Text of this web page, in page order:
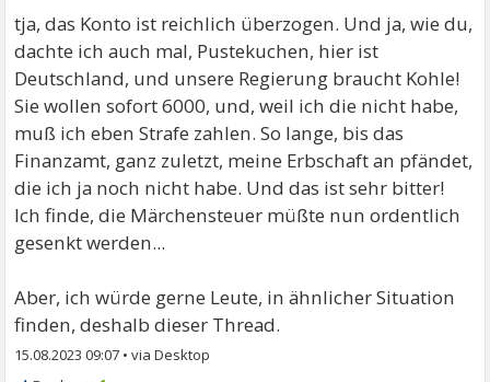
tja, das Konto ist reichlich überzogen. Und ja, wie du,
dachte ich auch mal, Pustekuchen, hier ist
Deutschland, und unsere Regierung braucht Kohle!
Sie wollen sofort 6000, und, weil ich die nicht habe,
muß ich eben Strafe zahlen. So lange, bis das
Finanzamt, ganz zuletzt, meine Erbschaft an pfändet,
die ich ja noch nicht habe. Und das ist sehr bitter!
Ich finde, die Märchensteuer müßte nun ordentlich
gesenkt werden...
Aber, ich würde gerne Leute, in ähnlicher Situation
finden, deshalb dieser Thread.
15.08.2023 09:07 •